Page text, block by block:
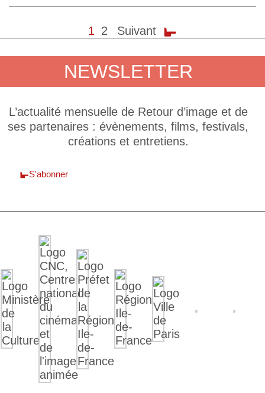
1 2 Suivant
NEWSLETTER
L’actualité mensuelle de Retour d’image et de
ses partenaires : évènements, films, festivals,
créations et entretiens.
S'abonner